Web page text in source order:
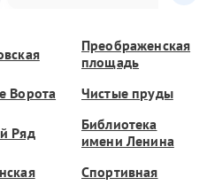
Преображенская
площадь
Ворота Чистые пруды
Ряд
Библиотека
имени Ленина
Спортивная